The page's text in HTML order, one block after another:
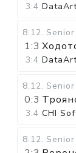
3:4
8.12.
1:3
3:4
8.12.
0:3
3:4 CHI
8.12.